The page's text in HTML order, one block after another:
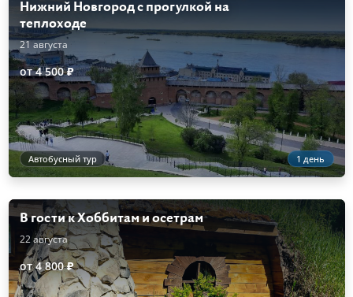
Нижний Новгород с прогулкой на
теплоходе
21 августа
от 4 500 ₽
Автобусный тур 1 день
В гости к Хоббитам и осетрам
22 августа
от 4 800 ₽